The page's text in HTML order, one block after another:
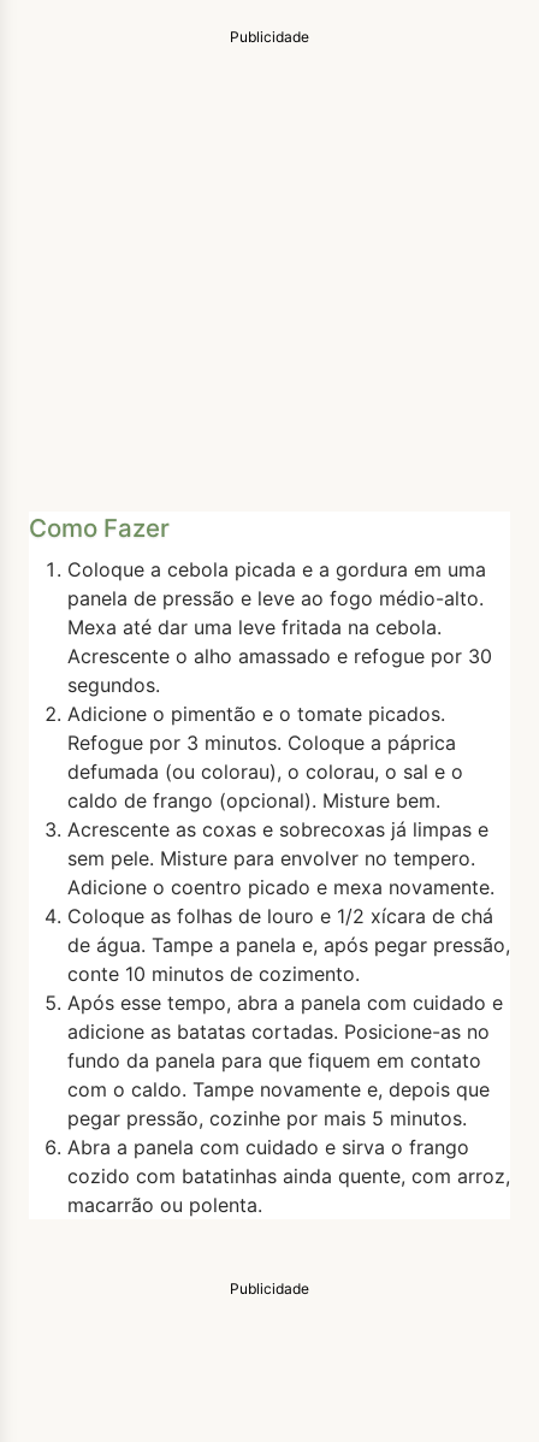
Publicidade
Como Fazer
Coloque a cebola picada e a gordura em uma
panela de pressão e leve ao fogo médio-alto.
Mexa até dar uma leve fritada na cebola.
Acrescente o alho amassado e refogue por 30
segundos.
Adicione o pimentão e o tomate picados.
Refogue por 3 minutos. Coloque a páprica
defumada (ou colorau), o colorau, o sal e o
caldo de frango (opcional). Misture bem.
Acrescente as coxas e sobrecoxas já limpas e
sem pele. Misture para envolver no tempero.
Adicione o coentro picado e mexa novamente.
Coloque as folhas de louro e 1/2 xícara de chá
de água. Tampe a panela e, após pegar pressão,
conte 10 minutos de cozimento.
Após esse tempo, abra a panela com cuidado e
adicione as batatas cortadas. Posicione-as no
fundo da panela para que fiquem em contato
com o caldo. Tampe novamente e, depois que
pegar pressão, cozinhe por mais 5 minutos.
Abra a panela com cuidado e sirva o frango
cozido com batatinhas ainda quente, com arroz,
macarrão ou polenta.
Publicidade